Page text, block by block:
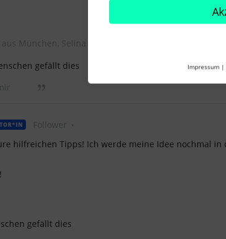
München, Selina ✨
gefällt dies
Follower
hilfreichen Tipps! Ich werde meine Idee nochmal in
gefällt dies
Impressum |